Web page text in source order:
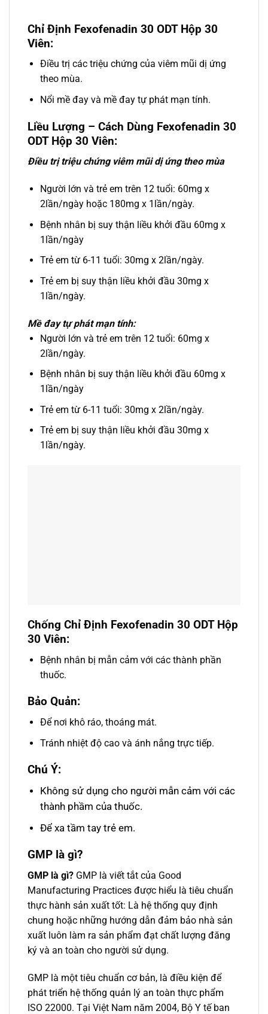
Chỉ Định Fexofenadin 30 ODT Hộp 30
Viên:
Điều trị các triệu chứng của viêm mũi dị ứng
theo mùa.
Nổi mề đay và mề đay tự phát mạn tính.
Liều Lượng – Cách Dùng Fexofenadin 30
ODT Hộp 30 Viên:
Điều trị triệu chứng viêm mũi dị ứng theo mùa
Người lớn và trẻ em trên 12 tuổi: 60mg x
2lần/ngày hoặc 180mg x 1lần/ngày.
Bệnh nhân bị suy thận liều khởi đầu 60mg x
1lần/ngày
Trẻ em từ 6-11 tuổi: 30mg x 2lần/ngày.
Trẻ em bị suy thận liều khởi đầu 30mg x
1lần/ngày.
Mề đay tự phát mạn tính:
Người lớn và trẻ em trên 12 tuổi: 60mg x
2lần/ngày.
Bệnh nhân bị suy thận liều khởi đầu 60mg x
1lần/ngày
Trẻ em từ 6-11 tuổi: 30mg x 2lần/ngày.
Trẻ em bị suy thận liều khởi đầu 30mg x
1lần/ngày.
Chống Chỉ Định Fexofenadin 30 ODT Hộp
30 Viên:
Bệnh nhân bị mẫn cảm với các thành phần
thuốc.
Bảo Quản:
Để nơi khô ráo, thoáng mát.
Tránh nhiệt độ cao và ánh nắng trực tiếp.
Chú Ý:
Không sử dụng cho người mẫn cảm với các
thành phầm của thuốc.
Để xa tầm tay trẻ em.
GMP là gì?
GMP là gì? GMP là viết tắt của Good
Manufacturing Practices được hiểu là tiêu chuẩn
thực hành sản xuất tốt: Là hệ thống quy định
chung hoặc những hướng dẫn đảm bảo nhà sản
xuất luôn làm ra sản phẩm đạt chất lượng đăng
ký và an toàn cho người sử dụng.
GMP là một tiêu chuẩn cơ bản, là điều kiện để
phát triển hệ thống quản lý an toàn thực phẩm
ISO 22000. Tại Việt Nam năm 2004, Bộ Y tế ban